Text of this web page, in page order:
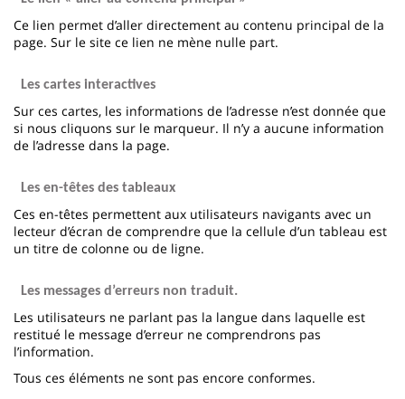
Ce lien permet d’aller directement au contenu principal de la
page. Sur le site ce lien ne mène nulle part.
Les cartes interactives
Sur ces cartes, les informations de l’adresse n’est donnée que
si nous cliquons sur le marqueur. Il n’y a aucune information
de l’adresse dans la page.
Les en-têtes des tableaux
Ces en-têtes permettent aux utilisateurs navigants avec un
lecteur d’écran de comprendre que la cellule d’un tableau est
un titre de colonne ou de ligne.
Les messages d’erreurs non traduit.
Les utilisateurs ne parlant pas la langue dans laquelle est
restitué le message d’erreur ne comprendrons pas
l’information.
Tous ces éléments ne sont pas encore conformes.